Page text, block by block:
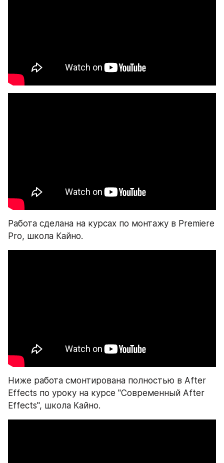
Работа сделана на курсах по монтажу в Premiere
Pro, школа Кайно.
Ниже работа смонтирована полностью в After
Effects по уроку на курсе "Современный After
Effects", школа Кайно.